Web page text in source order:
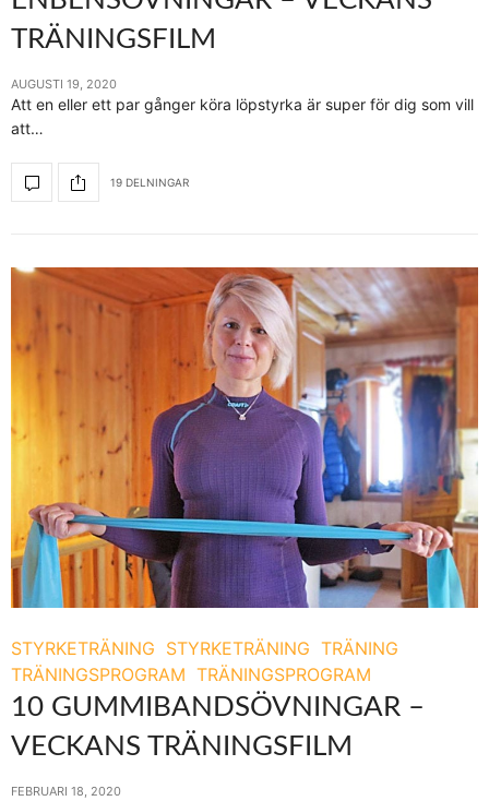
TRÄNINGSFILM
AUGUSTI 19, 2020
Att en eller ett par gånger köra löpstyrka är super för dig som vill
att…
19 DELNINGAR
STYRKETRÄNING STYRKETRÄNING TRÄNING
TRÄNINGSPROGRAM TRÄNINGSPROGRAM
10 GUMMIBANDSÖVNINGAR –
VECKANS TRÄNINGSFILM
FEBRUARI 18, 2020